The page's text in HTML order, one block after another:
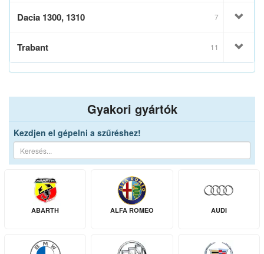
Dacia 1300, 1310 7
Trabant 11
Gyakori gyártók
Kezdjen el gépelni a szűréshez!
ABARTH ALFA ROMEO AUDI